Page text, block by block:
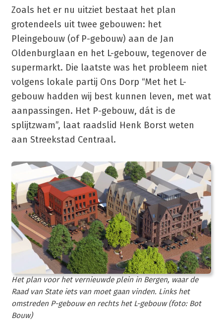
Zoals het er nu uitziet bestaat het plan
grotendeels uit twee gebouwen: het
Pleingebouw (of P-gebouw) aan de Jan
Oldenburglaan en het L-gebouw, tegenover de
supermarkt. Die laatste was het probleem niet
volgens lokale partij Ons Dorp “Met het L-
gebouw hadden wij best kunnen leven, met wat
aanpassingen. Het P-gebouw, dát is de
splijtzwam”, laat raadslid Henk Borst weten
aan Streekstad Centraal.
Het plan voor het vernieuwde plein in Bergen, waar de
Raad van State iets van moet gaan vinden. Links het
omstreden P-gebouw en rechts het L-gebouw (foto: Bot
Bouw)